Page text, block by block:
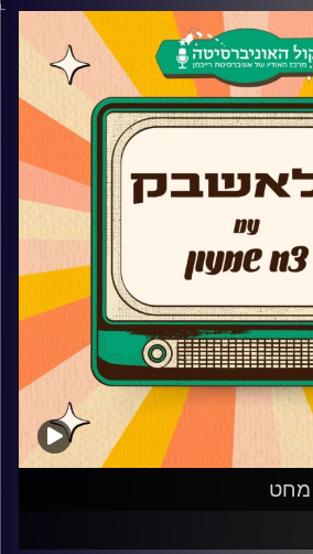
פלאשבק ומדבר על החלום
הטירוף שהיה סביב השמינייה
כדי ללמוד ולהתפתח.
המוזיקה שהגיעה ממקום פנימי ועל
השיר הכי טוב מבחינתו מכל שירי